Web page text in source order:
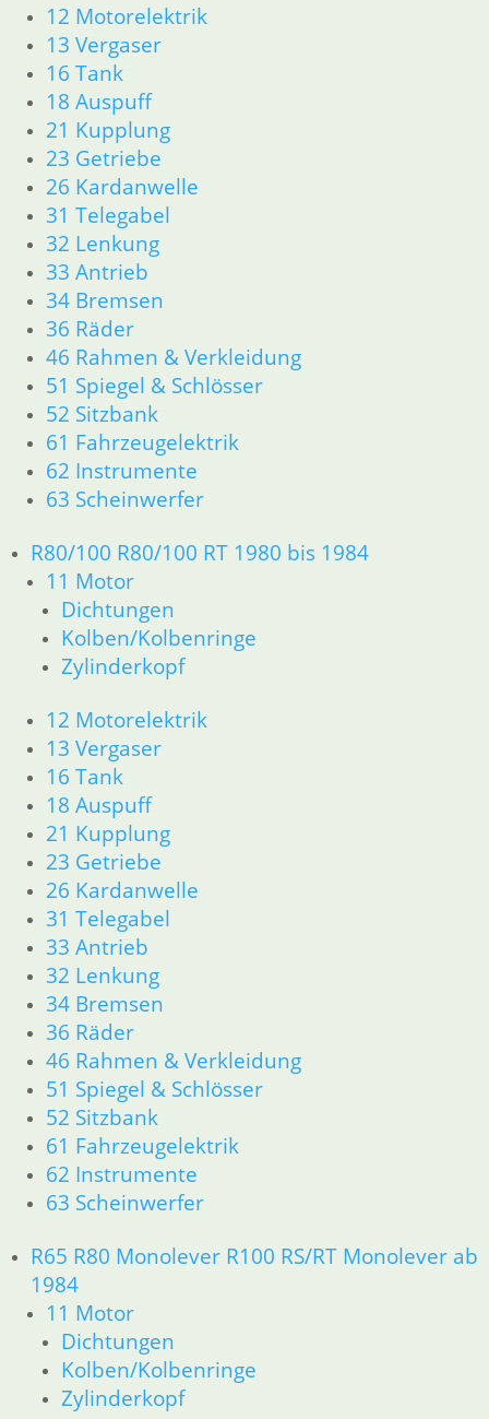
12 Motorelektrik
13 Vergaser
16 Tank
18 Auspuff
21 Kupplung
23 Getriebe
26 Kardanwelle
31 Telegabel
32 Lenkung
33 Antrieb
34 Bremsen
36 Räder
46 Rahmen & Verkleidung
51 Spiegel & Schlösser
52 Sitzbank
61 Fahrzeugelektrik
62 Instrumente
63 Scheinwerfer
R80/100 R80/100 RT 1980 bis 1984
11 Motor
Dichtungen
Kolben/Kolbenringe
Zylinderkopf
12 Motorelektrik
13 Vergaser
16 Tank
18 Auspuff
21 Kupplung
23 Getriebe
26 Kardanwelle
31 Telegabel
33 Antrieb
32 Lenkung
34 Bremsen
36 Räder
46 Rahmen & Verkleidung
51 Spiegel & Schlösser
52 Sitzbank
61 Fahrzeugelektrik
62 Instrumente
63 Scheinwerfer
R65 R80 Monolever R100 RS/RT Monolever ab
1984
11 Motor
Dichtungen
Kolben/Kolbenringe
Zylinderkopf
13 Vergaser
16 Tank
18 Auspuff
21 Kupplung
23 Getriebe
26 Kardanwelle
31 Telegabel
32 Lenkung
33 Antrieb
34 Bremsen
36 Räder
46 Rahmen & Verkleidung
51 Spiegel & Schlösser
52 Sitzbank
61 Fahrzeugelektrik
62 Instrumente
63 Scheinwerfer
R60/6 – R90/S
11 Motor
Dichtungen
Zylinderkopf
12 Motorelektrik
13 Vergaser
16 Tank
18 Auspuff
21 Kupplung
26 Kardanwelle
31 Telegabel
32 Lenkung
33 Antrieb
34 Bremsen
36 Räder
46 Rahmen & Verkleidung R60/6 – R90/S
51 Spiegel & Schlösser
52 Sitzbank
61 Fahrzeugelektrik
62 Instrumente
R 60/7 – R 100 RT Bj. 1976 – 1979
11 Motor
Dichtungen
Kolben/Kolbenringe
Zylinderkopf
12 Motorelektrik
13 Vergaser
16 Tank
18 Auspuff
23 Getriebe
26 Kardanwelle
31 Telegabel
32 Lenkung
33 Antrieb
34 Bremsen
36 Räder